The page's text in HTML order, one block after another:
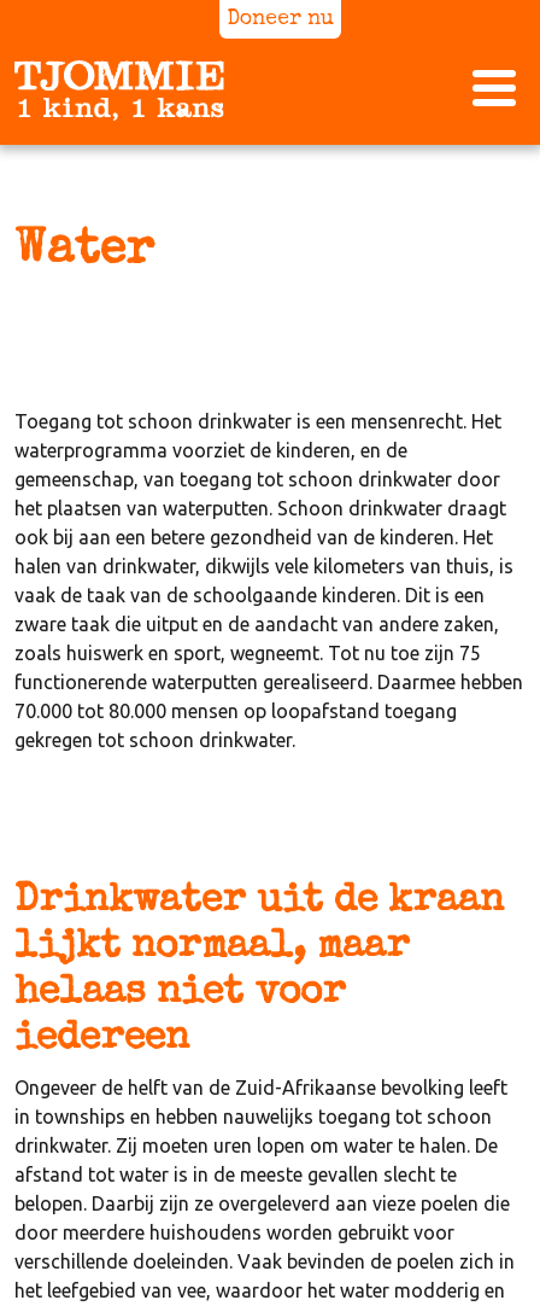
Doneer nu
Water
Toegang tot schoon drinkwater is een mensenrecht. Het
waterprogramma voorziet de kinderen, en de
gemeenschap, van toegang tot schoon drinkwater door
het plaatsen van waterputten. Schoon drinkwater draagt
ook bij aan een betere gezondheid van de kinderen. Het
halen van drinkwater, dikwijls vele kilometers van thuis, is
vaak de taak van de schoolgaande kinderen. Dit is een
zware taak die uitput en de aandacht van andere zaken,
zoals huiswerk en sport, wegneemt. Tot nu toe zijn 75
functionerende waterputten gerealiseerd. Daarmee hebben
70.000 tot 80.000 mensen op loopafstand toegang
gekregen tot schoon drinkwater.
Drinkwater uit de kraan
lijkt normaal, maar
helaas niet voor
iedereen
Ongeveer de helft van de Zuid-Afrikaanse bevolking leeft
in townships en hebben nauwelijks toegang tot schoon
drinkwater. Zij moeten uren lopen om water te halen. De
afstand tot water is in de meeste gevallen slecht te
belopen. Daarbij zijn ze overgeleverd aan vieze poelen die
door meerdere huishoudens worden gebruikt voor
verschillende doeleinden. Vaak bevinden de poelen zich in
het leefgebied van vee, waardoor het water modderig en